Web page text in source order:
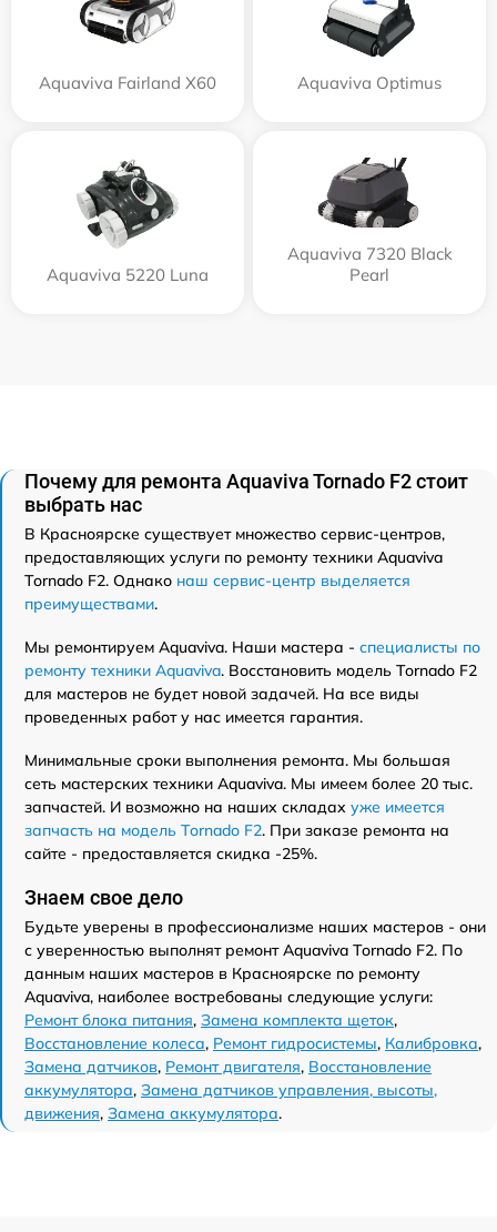
Aquaviva Fairland X60 Aquaviva Optimus
Aquaviva 5220 Luna
Aquaviva 7320 Black
Pearl
Почему для ремонта Aquaviva Tornado F2 стоит
выбрать нас
В Красноярске существует множество сервис-центров,
предоставляющих услуги по ремонту техники Aquaviva
Tornado F2. Однако наш сервис-центр выделяется
преимуществами.
Мы ремонтируем Aquaviva. Наши мастера - специалисты по
ремонту техники Aquaviva. Восстановить модель Tornado F2
для мастеров не будет новой задачей. На все виды
проведенных работ у нас имеется гарантия.
Минимальные сроки выполнения ремонта. Мы большая
сеть мастерских техники Aquaviva. Мы имеем более 20 тыс.
запчастей. И возможно на наших складах уже имеется
запчасть на модель Tornado F2. При заказе ремонта на
сайте - предоставляется скидка -25%.
Знаем свое дело
Будьте уверены в профессионализме наших мастеров - они
с уверенностью выполнят ремонт Aquaviva Tornado F2. По
данным наших мастеров в Красноярске по ремонту
Aquaviva, наиболее востребованы следующие услуги:
Ремонт блока питания, Замена комплекта щеток,
Восстановление колеса, Ремонт гидросистемы, Калибровка,
Замена датчиков, Ремонт двигателя, Восстановление
аккумулятора, Замена датчиков управления, высоты,
движения, Замена аккумулятора.